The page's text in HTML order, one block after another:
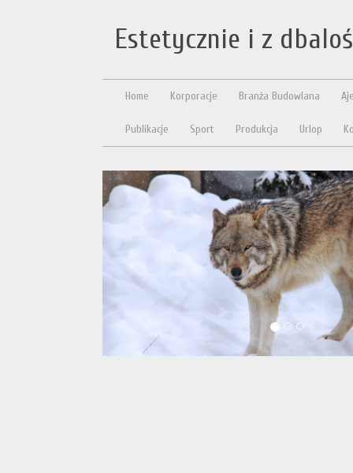
Estetycznie i z
Home Korporacje Branża Budowlana
Publikacje Sport Produkcja Urlop